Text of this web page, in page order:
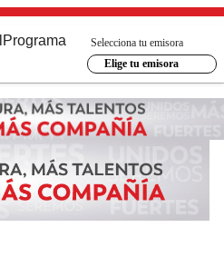
Programa
Selecciona tu emisora
Elige tu emisora